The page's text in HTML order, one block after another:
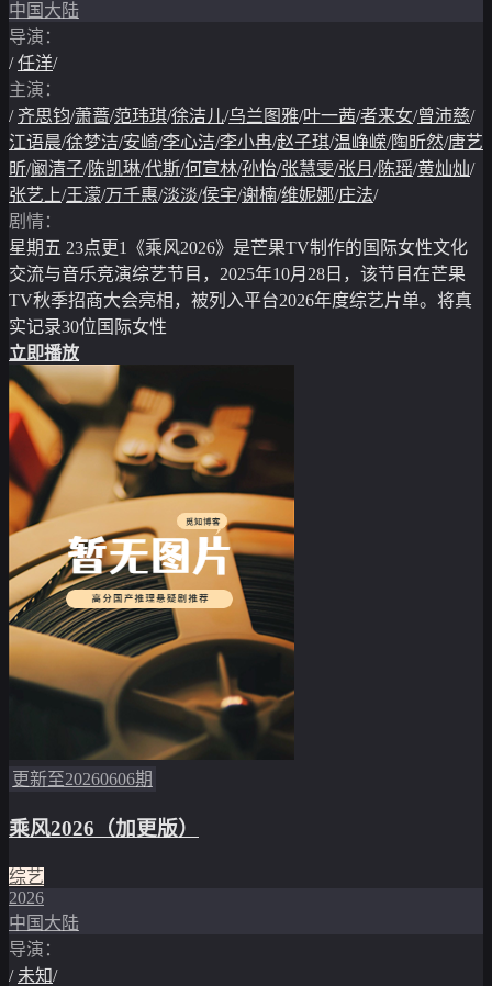
中国大陆
导演：
/ 任洋/
主演：
/ 齐思钧/萧蔷/范玮琪/徐洁儿/乌兰图雅/叶一茜/者来女/曾沛慈/
江语晨/徐梦洁/安崎/李心洁/李小冉/赵子琪/温峥嵘/陶昕然/唐艺
昕/阚清子/陈凯琳/代斯/何宣林/孙怡/张慧雯/张月 /陈瑶/黄灿灿/
张艺上/王濛/万千惠/淡淡/侯宇/谢楠/维妮娜/庄法/
剧情：
星期五 23点更1《乘风2026》是芒果TV制作的国际女性文化
交流与音乐竞演综艺节目，2025年10月28日，该节目在芒果
TV秋季招商大会亮相，被列入平台2026年度综艺片单。将真
实记录30位国际女性
立即播放
更新至20260606期
乘风2026（加更版）
综艺
2026
中国大陆
导演：
/ 未知/